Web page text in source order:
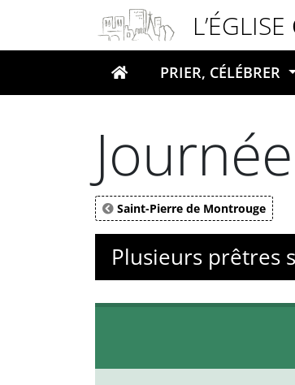
L’ÉGLISE
Votre recherche
PRIER, CÉLÉBRER
Saint-Pierre de Montrouge
Plusieurs prêtres
Panneau de gestion des cookies